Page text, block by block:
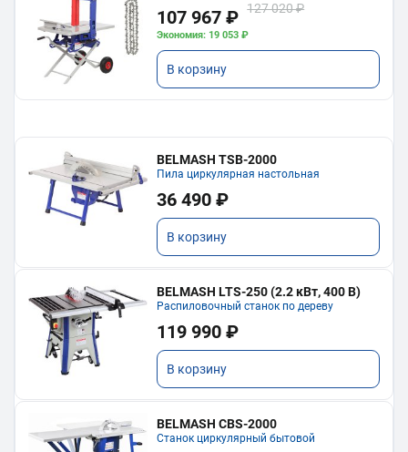
107 967 ₽ 127 020 ₽
Экономия: 19 053 ₽
В корзину
BELMASH TSB-2000
Пила циркулярная настольная
36 490 ₽
В корзину
BELMASH LTS-250 (2.2 кВт, 400 В)
Распиловочный станок по дереву
119 990 ₽
В корзину
BELMASH CBS-2000
Станок циркулярный бытовой